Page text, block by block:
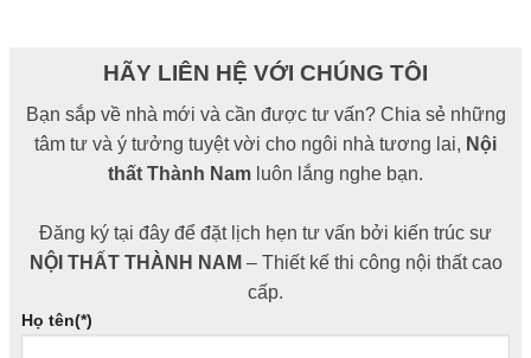
HÃY LIÊN HỆ VỚI CHÚNG TÔI
Bạn sắp về nhà mới và cần được tư vấn? Chia sẻ những
tâm tư và ý tưởng tuyệt vời cho ngôi nhà tương lai, Nội
thất Thành Nam luôn lắng nghe bạn.
Đăng ký tại đây để đặt lịch hẹn tư vấn bởi kiến trúc sư
NỘI THẤT THÀNH NAM – Thiết kế thi công nội thất cao
cấp.
Họ tên(*)